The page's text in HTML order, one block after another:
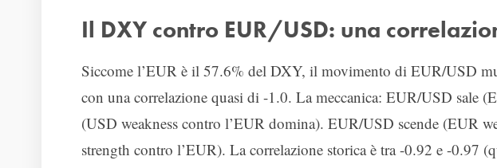
Il DXY contro EUR/USD: una
Siccome l’EUR è il 57.6% del DXY, il movimento di EUR/USD
con una correlazione quasi di -1.0. La meccanica: EUR/USD sale
(USD weakness contro l’EUR domina). EUR/USD scende (EUR
strength contro l’EUR). La correlazione storica è tra -0.92 e -0.97